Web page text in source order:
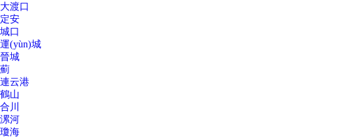
大渡口
定安
城口
運(yùn)城
晉城
薊
連云港
鶴山
合川
漯河
瓊海